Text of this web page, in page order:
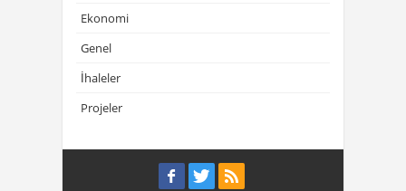
Ekonomi
Genel
İhaleler
Projeler